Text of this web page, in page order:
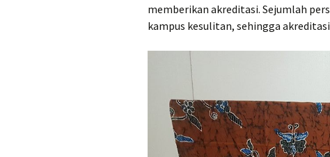
memberikan akreditasi. Sejumlah
kampus kesulitan, sehingga